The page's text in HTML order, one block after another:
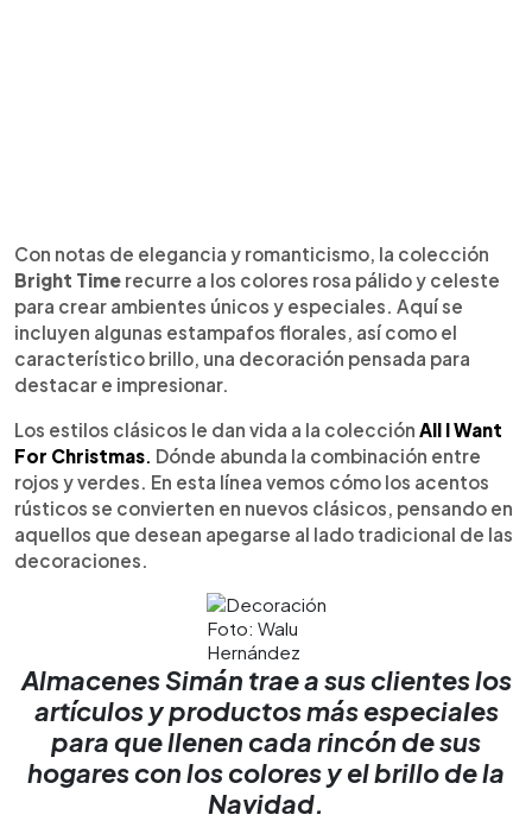
Con notas de elegancia y romanticismo, la colección
Bright Time recurre a los colores rosa pálido y celeste
para crear ambientes únicos y especiales. Aquí se
incluyen algunas estampafos florales, así como el
característico brillo, una decoración pensada para
destacar e impresionar.
Los estilos clásicos le dan vida a la colección All I Want
For Christmas. Dónde abunda la combinación entre
rojos y verdes. En esta línea vemos cómo los acentos
rústicos se convierten en nuevos clásicos, pensando en
aquellos que desean apegarse al lado tradicional de las
decoraciones.
Foto: Walu
Hernández
Almacenes Simán trae a sus clientes los
artículos y productos más especiales
para que llenen cada rincón de sus
hogares con los colores y el brillo de la
Navidad.